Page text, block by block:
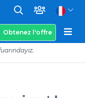
Obtenez l'offre